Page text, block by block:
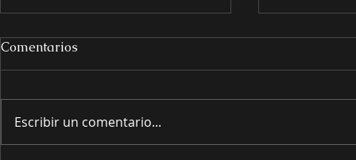
PRESENTANDO
Comentarios
Escribir un comentario...